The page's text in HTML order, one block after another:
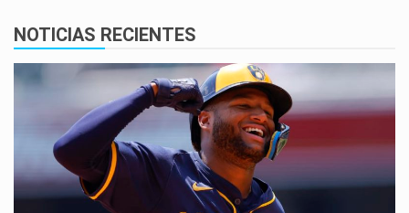
NOTICIAS RECIENTES